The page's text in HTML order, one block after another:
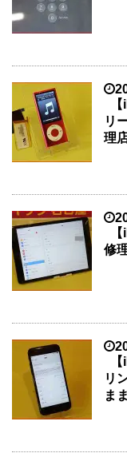
リ
理
修
リ
ま